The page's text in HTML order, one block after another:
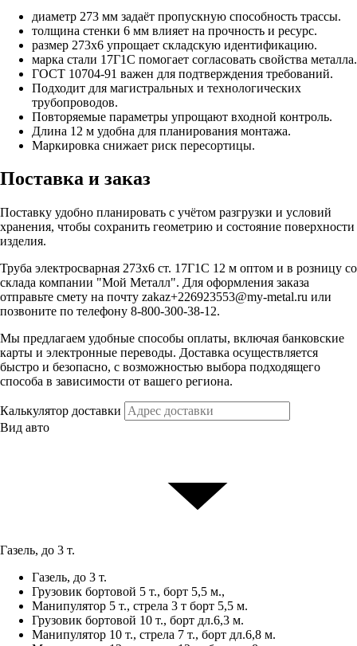
диаметр 273 мм задаёт пропускную способность трассы.
толщина стенки 6 мм влияет на прочность и ресурс.
размер 273х6 упрощает складскую идентификацию.
марка стали 17Г1С помогает согласовать свойства металла.
ГОСТ 10704-91 важен для подтверждения требований.
Подходит для магистральных и технологических
трубопроводов.
Повторяемые параметры упрощают входной контроль.
Длина 12 м удобна для планирования монтажа.
Маркировка снижает риск пересортицы.
Поставка и заказ
Поставку удобно планировать с учётом разгрузки и условий
хранения, чтобы сохранить геометрию и состояние поверхности
изделия.
Труба электросварная 273х6 ст. 17Г1С 12 м оптом и в розницу со
склада компании "Мой Металл". Для оформления заказа
отправьте смету на почту zakaz+226923553@my-metal.ru или
позвоните по телефону 8-800-300-38-12.
Мы предлагаем удобные способы оплаты, включая банковские
карты и электронные переводы. Доставка осуществляется
быстро и безопасно, с возможностью выбора подходящего
способа в зависимости от вашего региона.
Калькулятор доставки
Вид авто
Газель, до 3 т.
Газель, до 3 т.
Грузовик бортовой 5 т., борт 5,5 м.,
Манипулятор 5 т., стрела 3 т борт 5,5 м.
Грузовик бортовой 10 т., борт дл.6,3 м.
Манипулятор 10 т., стрела 7 т., борт дл.6,8 м.